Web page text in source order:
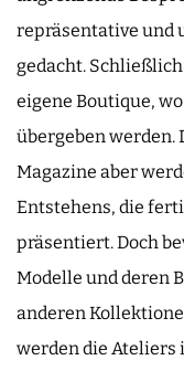
repräsentative und
gedacht.
eigene Boutique,
übergeben werden.
Magazine aber
Entstehens, die
präsentiert. Doch
Modelle und deren
anderen
werden die Ateliers